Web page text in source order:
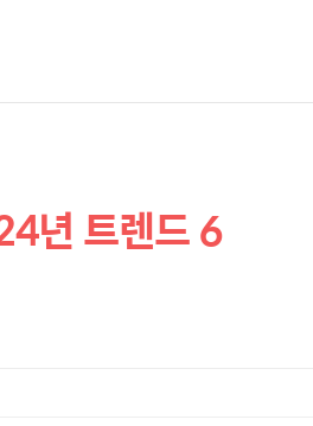
년 트렌드 6